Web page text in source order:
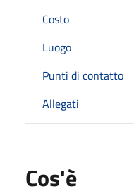
Costo
Luogo
Punti di contatto
Allegati
Cos'è